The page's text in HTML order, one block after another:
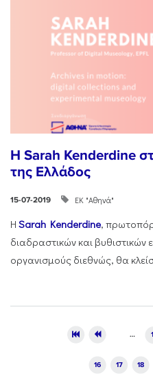
Η Sarah Kenderdine
της Ελλάδος
15-07-2019 ΕΚ "Αθηνά"
Η Sarah Kenderdine,
διαδραστικών και βυθιστικών
οργανισμούς διεθνώς, θα
…
16 17 18